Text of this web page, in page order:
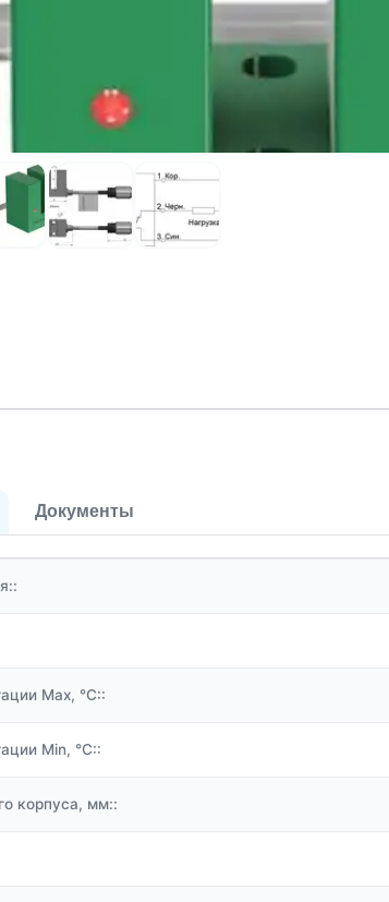
Документы
Max, °C::
Min, °C::
корпуса, мм::